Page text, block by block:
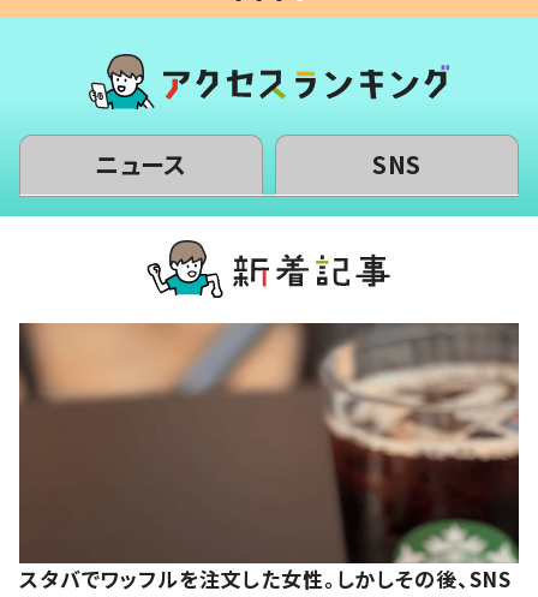
ニュース SNS
スタバでワッフルを注文した女性。しかしその後、SNS